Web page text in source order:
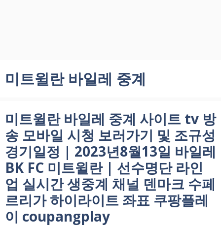
미트윌란 바일레 중계
미트윌란 바일레 중계 사이트 tv 방
송 모바일 시청 보러가기 및 조규성
경기일정 | 2023년8월13일 바일레
BK FC 미트윌란 | 선수명단 라인
업 실시간 생중계 채널 덴마크 수페
르리가 하이라이트 좌표 쿠팡플레
이 coupangplay